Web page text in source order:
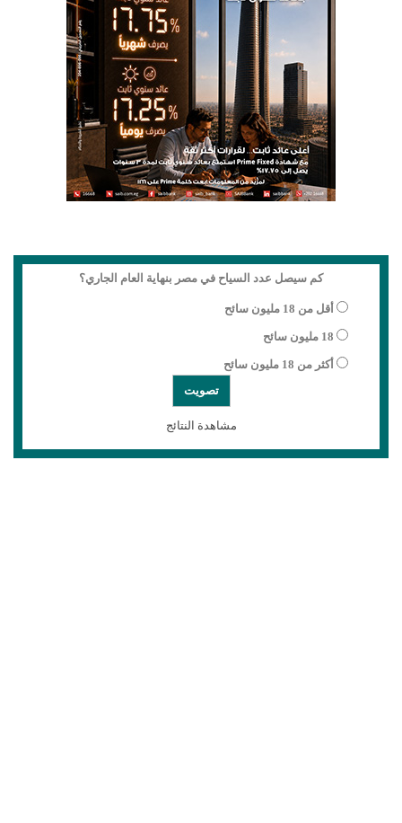
كم سيصل عدد السياح في مصر بنهاية العام الجاري؟
أقل من 18 مليون سائح
18 مليون سائح
أكثر من 18 مليون سائح
مشاهدة النتائج